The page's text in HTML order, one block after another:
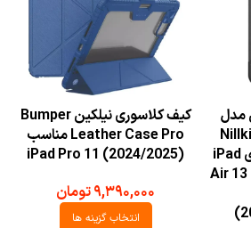
مدل
Case Pro مناسب برای iPad
Air
کیف کلاسوری نیلکین Bumper
Leather Case Pro مناسب
iPad Pro 11 (2024/2025)
۹,۳۹۰,۰۰۰تومان
انتخاب گزینه ها